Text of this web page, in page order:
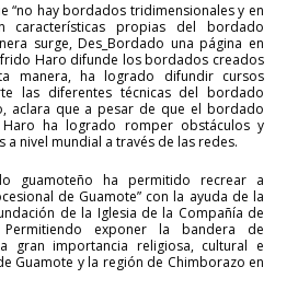
“no hay bordados tridimensionales y en
características propias del bordado
surge, Des_Bordado una página en
Haro difunde los bordados creados
manera, ha logrado difundir cursos
las diferentes técnicas del bordado
aclara que a pesar de que el bordado
ha logrado romper obstáculos y
a nivel mundial a través de las redes.
guamoteño ha permitido recrear a
de Guamote” con la ayuda de la
de la Iglesia de la Compañía de
Permitiendo exponer la bandera de
gran importancia religiosa, cultural e
Guamote y la región de Chimborazo en